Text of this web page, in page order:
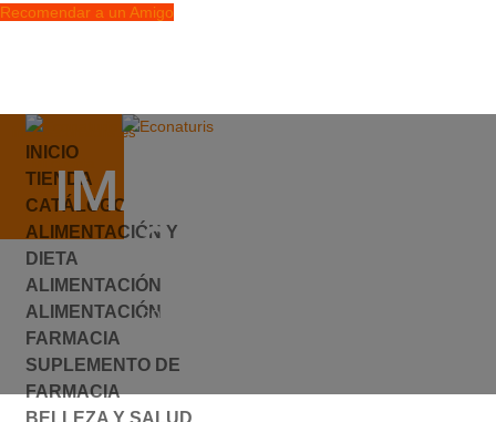
Recomendar a un Amigo
info@econaturis.es
Mi cuenta
Checkout
0 elementos
INICIO
TIENDA
CATÁLOGO
ALIMENTACIÓN Y
DIETA
ALIMENTACIÓN
ALIMENTACIÓN
FARMACIA
SUPLEMENTO DE
FARMACIA
BELLEZA Y SALUD
IMAGEECOCAT-
300×300
por